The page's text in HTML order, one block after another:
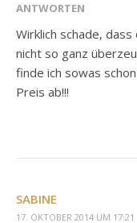
ANTWORTEN
Wirklich schade, dass
nicht so ganz
finde ich sowas
Preis ab!!!
SABINE
17. OKTOBER 2014 UM 17:21